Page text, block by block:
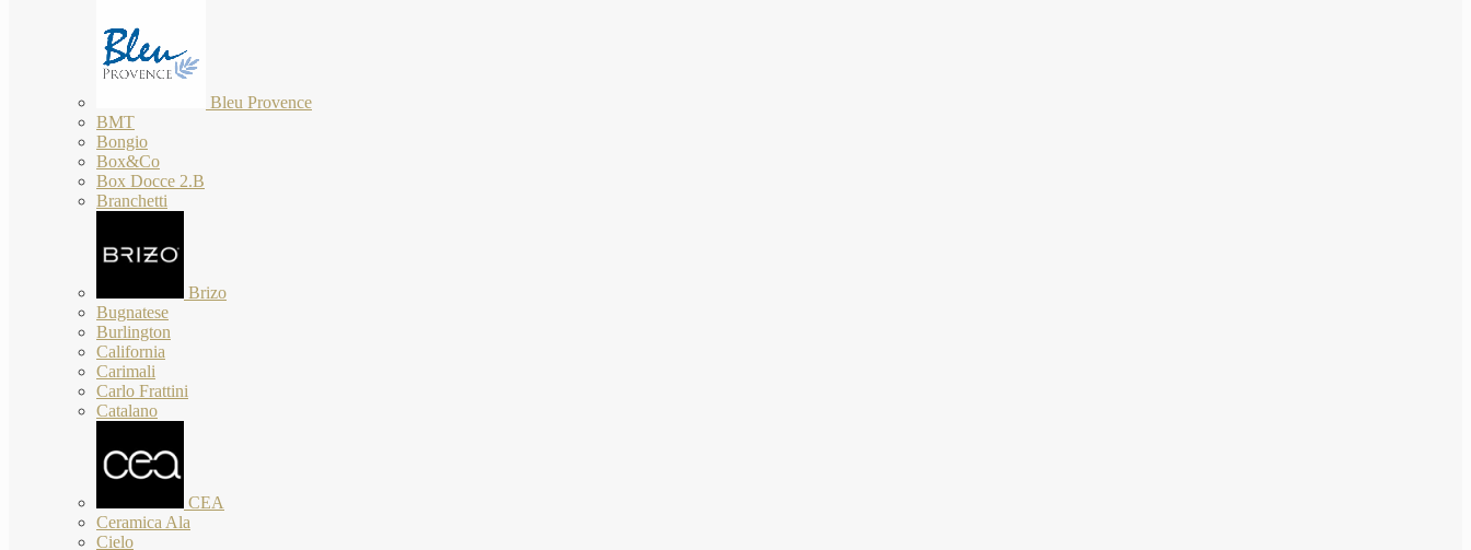
Bleu Provence
BMT
Bongio
Box&Co
Box Docce 2.B
Branchetti
Brizo
Bugnatese
Burlington
California
Carimali
Carlo Frattini
Catalano
CEA
Ceramica Ala
Cielo